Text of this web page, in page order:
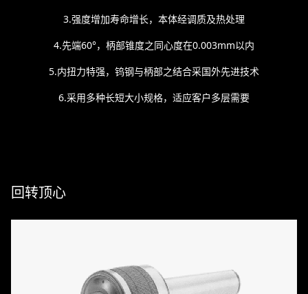
3.强度增加寿命增长，本体经调质及热处理
4.先端60°，柄部锥度之同心度在0.003mm以内
5.内扭力特强，钨钢与柄部之结合采国外先进技术
6.采用多种长短大小规格，适应客户多层需要
回转顶心